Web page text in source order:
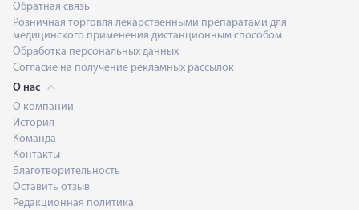
Обратная связь
Розничная торговля лекарственными препаратами для
медицинского применения дистанционным способом
Обработка персональных данных
Согласие на получение рекламных рассылок
О нас
О компании
История
Команда
Контакты
Благотворительность
Оставить отзыв
Редакционная политика